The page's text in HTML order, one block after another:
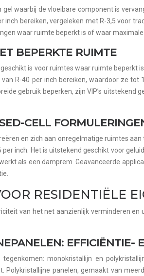
waarbij de vloeibare component is
bereiken, vergeleken met R-3,5 voor
waar ruimte beperkt is of waar
BEPERKTE RUIMTE
is voor ruimtes waar ruimte beperkt
R-40 per inch bereiken, waardoor ze
gebruik beperken, zijn VIP’s uitstekend
CELL
en zich aan onregelmatige ruimtes aan
inch. Het is uitstekend geschikt voor
als een damprem. Geavanceerde
RESIDENTIËLE
van het net aanzienlijk verminderen
EFFICIËNTIE-
monokristallijn en
panelen, gemaakt van